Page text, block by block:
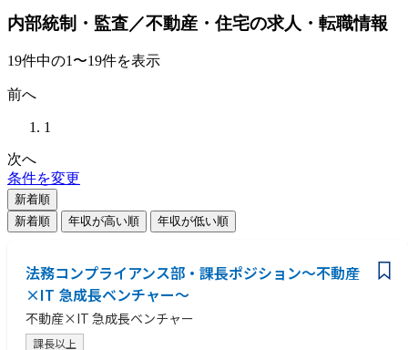
内部統制・監査／不動産・住宅の求人・転職情報
19件中の1〜19件を表示
前へ
1
次へ
条件を変更
新着順
新着順
年収が高い順 年収が低い順
法務コンプライアンス部・課長ポジション～不動産
×IT 急成長ベンチャー～
不動産×IT 急成長ベンチャー
課長以上